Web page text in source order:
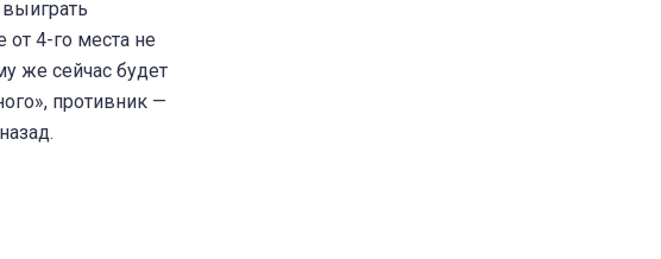
от 4-го места не
же сейчас будет
противник —